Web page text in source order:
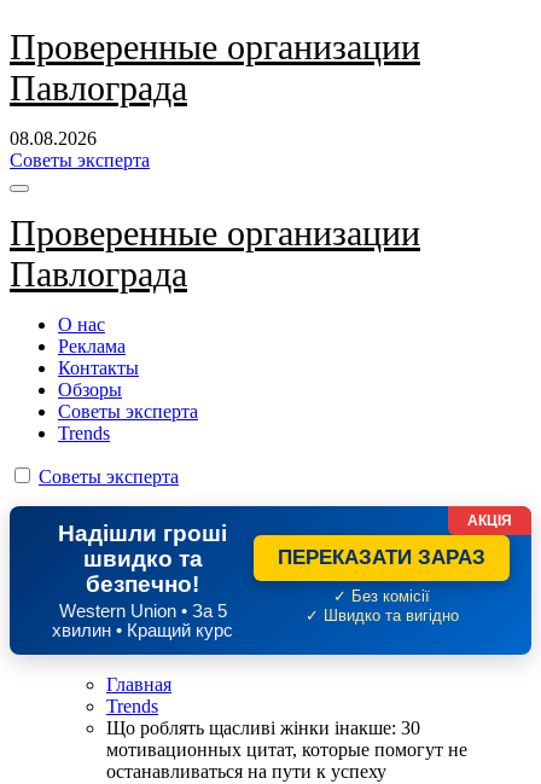
Перейти
к
содержанию
Проверенные организации
Павлограда
08.08.2026
Советы эксперта
Проверенные организации
Павлограда
О нас
Реклама
Контакты
Обзоры
Советы эксперта
Trends
Советы эксперта
Надішли гроші
швидко та
безпечно!
Western Union • За 5
хвилин • Кращий курс
ПЕРЕКАЗАТИ ЗАРАЗ
✓ Без комісії
✓ Швидко та вигідно
АКЦІЯ
Главная
Trends
Що роблять щасливі жінки інакше: 30
мотивационных цитат, которые помогут не
останавливаться на пути к успеху